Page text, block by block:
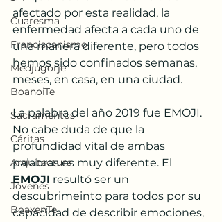
Cuaresma
Franciscanismo
Medjugorje
BoanoiTe
Sacramentos
Cáritas
Arquitectura
Jóvenes
BoaxenTe
afectado por esta realidad, la
enfermedad afecta a cada uno de
una manera diferente, pero todos
hemos sido confinados semanas,
meses, en casa, en una ciudad.
La palabra del año 2019 fue EMOJI.
No cabe duda de que la
profundidad vital de ambas
palabras es muy diferente. El
EMOJI resultó ser un
descubrimeinto para todos por su
capacidad de describir emociones,